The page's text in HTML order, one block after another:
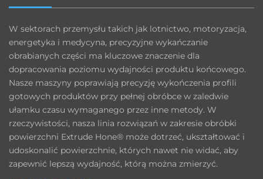
W sektorach przemysłu takich jak lotnictwo, motoryzacja,
energetyka i medycyna, precyzyjne wykańczanie
obrabianych części ma kluczowe znaczenie dla
dopracowania poziomu wydajności produktu końcowego.
Nasze maszyny poprawiają precyzję wykończenia profili
gotowych produktów przy pełnej obróbce w zaledwie
ułamku czasu wymaganego przez inne metody. W
rzeczywistości, nasza linia rozwiązań w zakresie obróbki
powierzchni Extrude Hone® może dotrzeć, ukształtować i
udoskonalić powierzchnie, których nawet nie widać, aby
zapewnić lepszą wydajność, którą można zmierzyć.